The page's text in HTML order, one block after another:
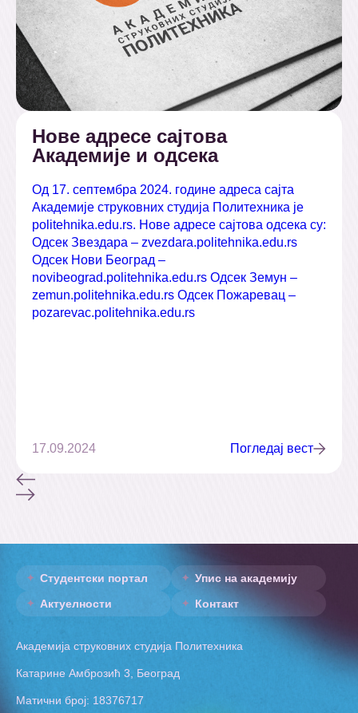
Нове адресе сајтова
Академије и одсека
Од 17. септембра 2024. године адреса сајта
Академије струковних студија Политехника је
politehnika.edu.rs. Нове адресе сајтова одсека су:
Одсек Звездара – zvezdara.politehnika.edu.rs
Одсек Нови Београд –
novibeograd.politehnika.edu.rs Одсек Земун –
zemun.politehnika.edu.rs Одсек Пожаревац –
pozarevac.politehnika.edu.rs
17.09.2024 Погледај вест
Студентски портал
Упис на академију
Актуелности
Контакт
Академија струковних студија Политехника
Катарине Амброзић 3, Београд
Матични број: 18376717